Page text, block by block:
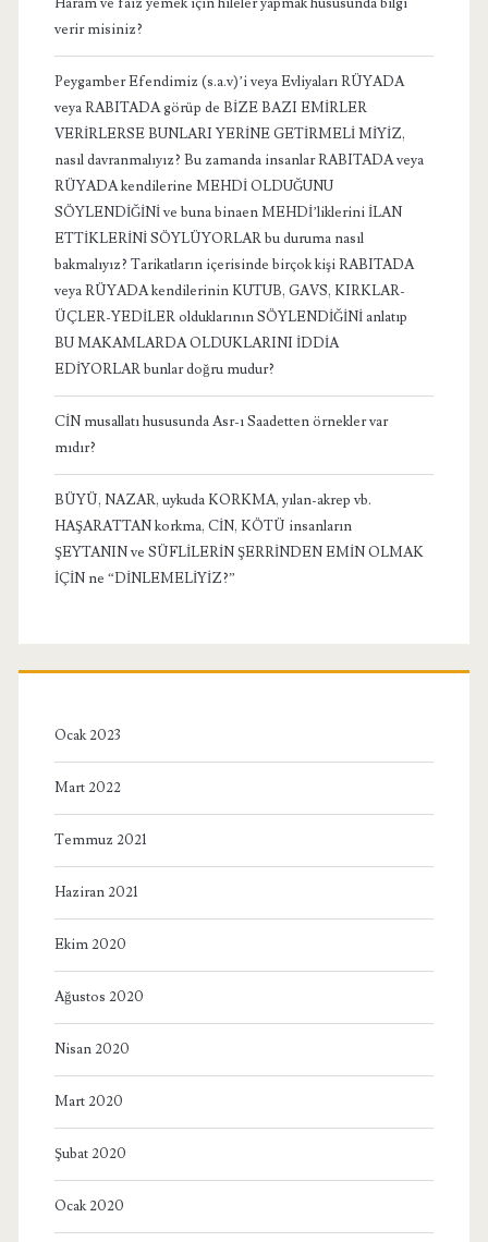
verir misiniz?
Peygamber Efendimiz (s.a.v)’i veya Evliyaları RÜYADA
veya RABITADA görüp de BİZE BAZI EMİRLER
VERİRLERSE BUNLARI YERİNE GETİRMELİ MİYİZ,
nasıl davranmalıyız? Bu zamanda insanlar RABITADA veya
RÜYADA kendilerine MEHDİ OLDUĞUNU
SÖYLENDİĞİNİ ve buna binaen MEHDİ’liklerini İLAN
ETTİKLERİNİ SÖYLÜYORLAR bu duruma nasıl
bakmalıyız? Tarikatların içerisinde birçok kişi RABITADA
veya RÜYADA kendilerinin KUTUB, GAVS, KIRKLAR-
ÜÇLER-YEDİLER olduklarının SÖYLENDİĞİNİ anlatıp
BU MAKAMLARDA OLDUKLARINI İDDİA
EDİYORLAR bunlar doğru mudur?
CİN musallatı hususunda Asr-ı Saadetten örnekler var
mıdır?
BÜYÜ, NAZAR, uykuda KORKMA, yılan-akrep vb.
HAŞARATTAN korkma, CİN, KÖTÜ insanların
ŞEYTANIN ve SÜFLİLERİN ŞERRİNDEN EMİN OLMAK
İÇİN ne “DİNLEMELİYİZ?”
Ocak 2023
Mart 2022
Temmuz 2021
Haziran 2021
Ekim 2020
Ağustos 2020
Nisan 2020
Mart 2020
Şubat 2020
Ocak 2020